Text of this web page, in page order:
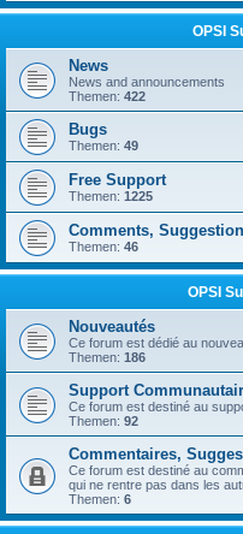
OPSI
News
News and announcements
Themen: 422
Bugs
Themen: 49
Free Support
Themen: 1225
Comments,
Themen: 46
OPSI
Nouveautés
Ce forum est dédié au
Themen: 186
Support
Ce forum est destiné au
Themen: 92
Commentaires,
Ce forum est destiné au
qui ne rentre pas dans les
Themen: 6